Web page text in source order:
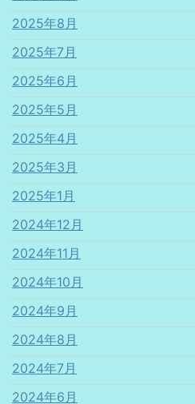
2025年8月
2025年7月
2025年6月
2025年5月
2025年4月
2025年3月
2025年1月
2024年12月
2024年11月
2024年10月
2024年9月
2024年8月
2024年7月
2024年6月